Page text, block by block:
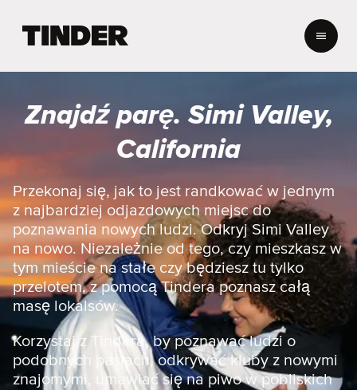
r
t
o
n
a
g
ł
ó
w
n
a
Znajdź parę. Simi Valley,
California
Przekonaj się, jak to jest randkować w jednym
z najbardziej odjazdowych miejsc do
poznawania nowych ludzi. Odkryj Simi Valley
na nowo. Niezależnie od tego, czy mieszkasz w
tym mieście na stałe czy będziesz tu tylko
przelotem, z pomocą Tindera poznasz całą
masę lokalsów.
Korzystaj z Tindera, by poznawać ludzi o
podobnych pasjach, odkrywać kluby z nowymi
znajomymi, umawiać się na piwo w pobliskich